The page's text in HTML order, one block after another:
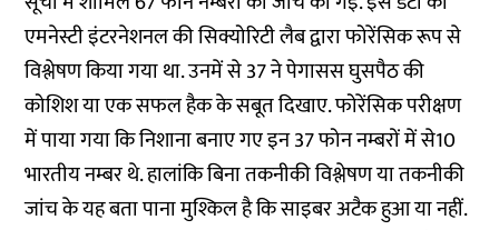
एमनेस्टी इंटरनेशनल की सिक्योरिटी लैब द्वारा फोरेंसिक रूप से
विश्लेषण किया गया था. उनमें से 37 ने पेगासस घुसपैठ की
कोशिश या एक सफल हैक के सबूत दिखाए. फोरेंसिक परीक्षण
में पाया गया कि निशाना बनाए गए इन 37 फोन नम्बरों में से10
भारतीय नम्बर थे. हालांकि बिना तकनीकी विश्लेषण या तकनीकी
जांच के यह बता पाना मुश्किल है कि साइबर अटैक हुआ या नहीं.